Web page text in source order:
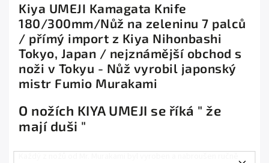
Kiya UMEJI Kamagata Knife
180/300mm/Nůž na zeleninu 7 palců
/ přímý import z Kiya Nihonbashi
Tokyo, Japan / nejznámější obchod s
noži v Tokyu - Nůž vyrobil japonský
mistr Fumio Murakami
O nožích KIYA UMEJI se říká " že
mají duši "